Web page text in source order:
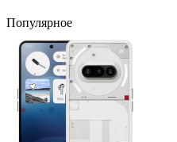
Популярное